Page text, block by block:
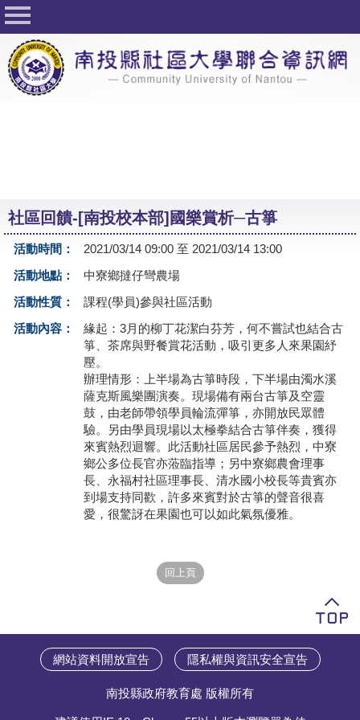
回首頁
關於社大
公佈欄
課程一覽表
志工與社團
友站連結
社區回饋-[南投校本部]國樂賞析─古箏
活動時間：
2021/03/14 09:00 至 2021/03/14 13:00
活動地點：
中寮鄉撻仔彎農場
活動性質：
課程(學員)參與社區活動
活動內容：
緣起：3月的柳丁花潔白芬芳，何不嘗試也結合古
箏、茶席與野餐賞花活動，吸引更多人來果園紓
壓。
辦理情形：上半場為古箏時段，下半場由濁水溪
薩克斯風樂團演奏。現場備有兩台古箏及空靈
鼓，由老師帶領學員輪流彈箏，亦開放民眾體
驗。另由學員現場以太極拳結合古箏伴奏，獲得
來賓熱烈迴響。此活動社區居民參予熱烈，中寮
鄉公多位長官亦蒞臨指導；另中寮鄉農會理事
長、永福村社區理事長、清水國小校長等貴賓亦
到場支持同歡，許多來賓對於古箏的聲音很喜
愛，很驚訝在果園也可以如此氣氛優雅。
網站資料開放宣告 隱私權與資訊安全宣告
南投縣政府教育處 版權所有